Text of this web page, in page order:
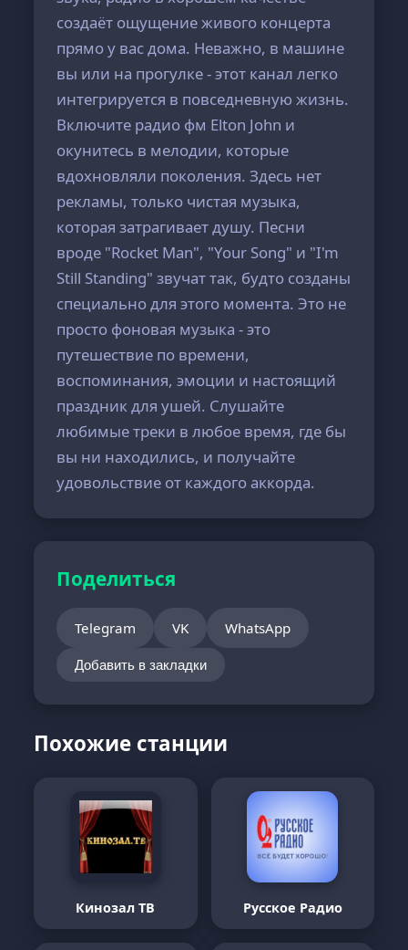
создаёт ощущение живого концерта
прямо у вас дома. Неважно, в машине
вы или на прогулке - этот канал легко
интегрируется в повседневную жизнь.
Включите радио фм Elton John и
окунитесь в мелодии, которые
вдохновляли поколения. Здесь нет
рекламы, только чистая музыка,
которая затрагивает душу. Песни
вроде "Rocket Man", "Your Song" и "I'm
Still Standing" звучат так, будто созданы
специально для этого момента. Это не
просто фоновая музыка - это
путешествие по времени,
воспоминания, эмоции и настоящий
праздник для ушей. Слушайте
любимые треки в любое время, где бы
вы ни находились, и получайте
удовольствие от каждого аккорда.
Поделиться
Telegram VK WhatsApp
Добавить в закладки
Похожие станции
Кинозал ТВ Русское Радио